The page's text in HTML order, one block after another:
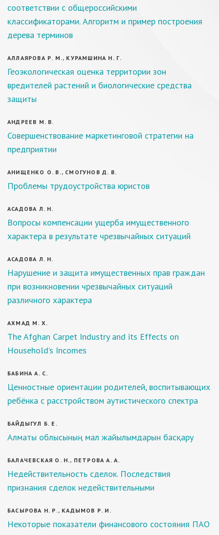
соответствии с общероссийскими
классификаторами. Алгоритм и пример построения
дерева терминов
АЛЛАЯРОВА Р. М., КУРАМШИНА Н. Г.
Геоэкологическая оценка территории зон
вредителей растений и биологические средства
защиты
АНДРЕЕВ М. В.
Совершенствование маркетинговой стратегии на
предприятии
АНИЩЕНКО О. В., СМОГУНОВ Д. В.
Проблемы трудоустройства юристов
АСАДОВА Л. Н.
Вопросы компенсации ущерба имущественного
характера в результате чрезвычайных ситуаций
АСАДОВА Л. Н.
Нарушение и защита имущественных прав граждан
при возникновении чрезвычайных ситуаций
различного характера
АХМАД М. Х.
The Afghan Carpet Industry and its Effects on
Household’s Incomes
БАБИНА А. С.
Ценностные ориентации родителей, воспитывающих
ребёнка с расстройством аутистического спектра
БАЙДЫГУЛ Б. Е.
Алматы облысының мал жайылымдарын басқару
БАЛАЧЕВСКАЯ О. Н., ПЕТРОВА А. А.
Недействительность сделок. Последствия
признания сделок недействительными
БАСЫРОВА Н. Р., КАДЫМОВ Р. И.
Некоторые показатели финансового состояния ПАО